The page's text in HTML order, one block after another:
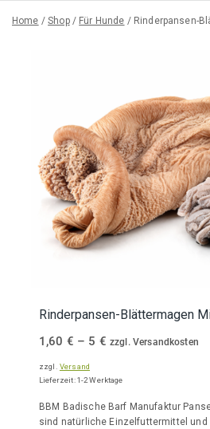
Home / Shop / Für Hunde / Rinderpansen-
Rinderpansen-Blättermagen
1,60 € – 5 €Preisspanne:
bis
zzgl. Versandkosten
zzgl. Versand
Lieferzeit: 1-2 Werktage
BBM Badische Barf Manufaktur
sind natürliche Einzelfuttermittel und